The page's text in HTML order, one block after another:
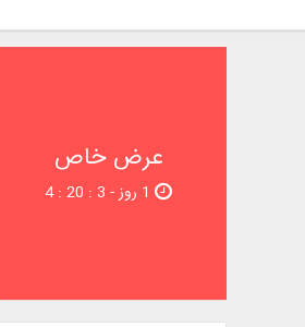
عرض خاص